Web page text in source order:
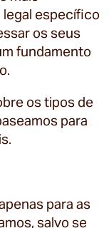
específico
os seus
fundamento
os tipos de
para
para as
salvo se